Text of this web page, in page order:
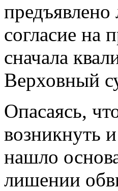
предъявлено
согласие на
сначала
Верховный
Опасаясь,
возникнуть
нашло
лишении